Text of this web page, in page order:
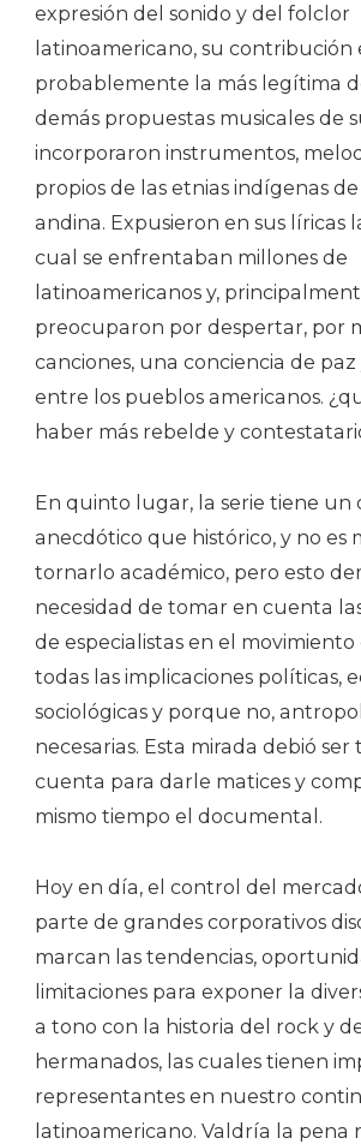
expresión del sonido y del folclor
latinoamericano, su contribución
probablemente la más legítima
demás propuestas musicales de
incorporaron instrumentos,
propios de las etnias indígenas
andina. Expusieron en sus líricas
cual se enfrentaban millones de
latinoamericanos y,
preocuparon por despertar, por
canciones, una conciencia de
entre los pueblos americanos.
haber más rebelde y
En quinto lugar, la serie tiene un
anecdótico que histórico, y no es
tornarlo académico, pero esto
necesidad de tomar en cuenta
de especialistas en el
todas las implicaciones políticas,
sociológicas y porque no,
necesarias. Esta mirada debió ser
cuenta para darle matices y
mismo tiempo el documental.
Hoy en día, el control del
parte de grandes corporativos
marcan las tendencias,
limitaciones para exponer la
a tono con la historia del rock y
hermanados, las cuales tienen
representantes en nuestro
latinoamericano. Valdría la pena